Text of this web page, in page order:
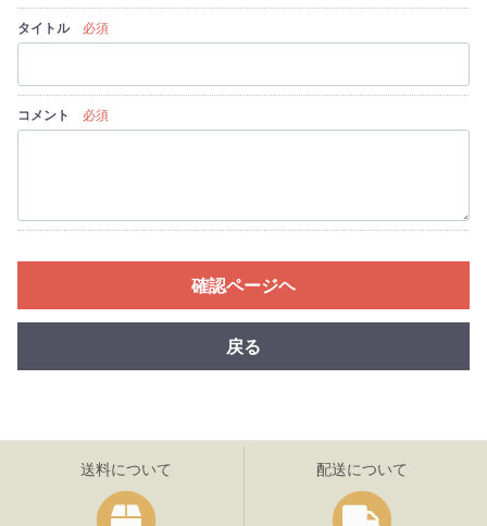
タイトル 必須
コメント 必須
確認ページヘ
戻る
送料について 配送について